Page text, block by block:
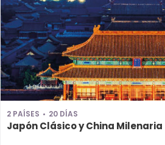
2 PAÍSES 20 DÍAS
Japón Clásico y China Milenaria